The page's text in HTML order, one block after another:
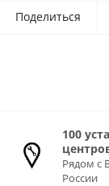
Поделиться
100
Рядом с
России